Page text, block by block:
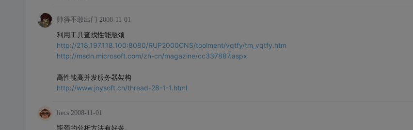
帅得不敢出门 2008-11-01
利用工具查找性能瓶颈
http://218.197.118.100:8080/RUP2000CNS/toolment/vqtfy/tm_vqtfy.htm
http://msdn.microsoft.com/zh-cn/magazine/cc337887.aspx
高性能高并发服务器架构
http://www.joysoft.cn/thread-28-1-1.html
liecs 2008-11-01
瓶颈的分析方法有好多。